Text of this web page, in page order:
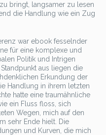
bringt, langsamer zu lesen
die Handlung wie ein Zug
war ebook fesselnder
für eine komplexe und
Politik und Intrigen
aus liegen die
Erkundung der
Handlung in ihrem letzten
hatte eine traumähnliche
ein Fluss floss, sich
Wegen, mich auf den
sehr Ende hielt. Die
und Kurven, die mich